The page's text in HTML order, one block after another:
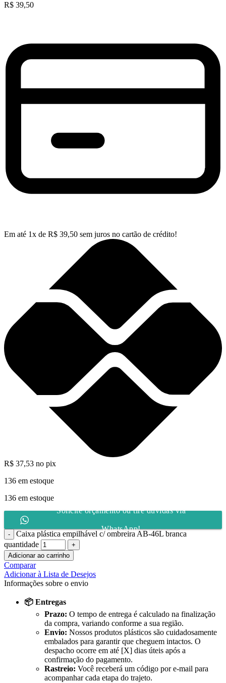
R$ 39,50
Em até 1x de R$ 39,50 sem juros no cartão de crédito!
R$ 37,53 no pix
136 em estoque
136 em estoque
Solicite orçamento ou tire dúvidas via
WhatsApp!
Caixa plástica empilhável c/ ombreira AB-46L branca
quantidade
Adicionar ao carrinho
Comparar
Adicionar à Lista de Desejos
Informações sobre o envio
📦 Entregas
Prazo: O tempo de entrega é calculado na finalização
da compra, variando conforme a sua região.
Envio: Nossos produtos plásticos são cuidadosamente
embalados para garantir que cheguem intactos. O
despacho ocorre em até [X] dias úteis após a
confirmação do pagamento.
Rastreio: Você receberá um código por e-mail para
acompanhar cada etapa do trajeto.